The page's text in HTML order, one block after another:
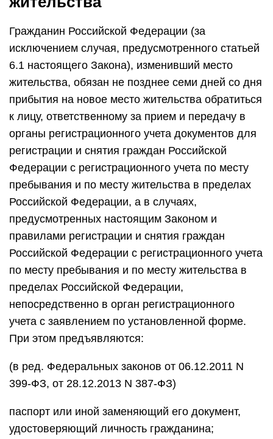
Гражданин Российской Федерации (за
исключением случая, предусмотренного статьей
6.1 настоящего Закона), изменивший место
жительства, обязан не позднее семи дней со дня
прибытия на новое место жительства обратиться
к лицу, ответственному за прием и передачу в
органы регистрационного учета документов для
регистрации и снятия граждан Российской
Федерации с регистрационного учета по месту
пребывания и по месту жительства в пределах
Российской Федерации, а в случаях,
предусмотренных настоящим Законом и
правилами регистрации и снятия граждан
Российской Федерации с регистрационного учета
по месту пребывания и по месту жительства в
пределах Российской Федерации,
непосредственно в орган регистрационного
учета с заявлением по установленной форме.
При этом предъявляются:
(в ред. Федеральных законов от 06.12.2011 N
399-ФЗ, от 28.12.2013 N 387-ФЗ)
паспорт или иной заменяющий его документ,
удостоверяющий личность гражданина;